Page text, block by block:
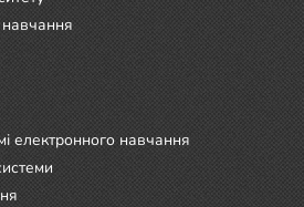
електронного навчання